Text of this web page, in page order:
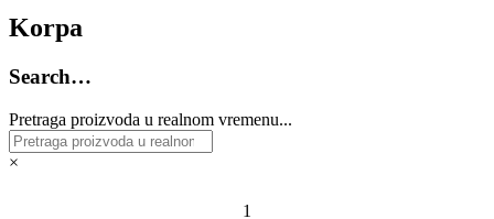
ruke
ponuda
vodovodnih
i
Korpa
Search…
Pretraga proizvoda u realnom vremenu...
×